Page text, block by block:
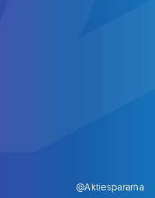
@Aktiespararna